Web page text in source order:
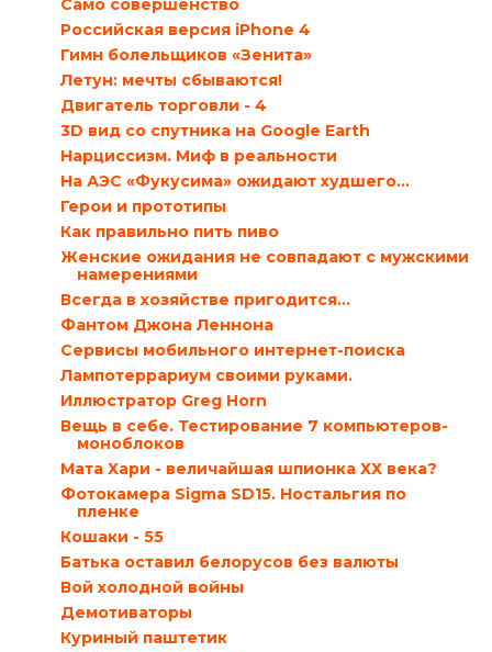
Само совершенство
Российская версия iPhone 4
Гимн болельщиков «Зенита»
Летун: мечты сбываются!
Двигатель торговли - 4
3D вид со спутника на Google Earth
Нарциссизм. Миф в реальности
На АЭС «Фукусима» ожидают худшего…
Герои и прототипы
Как правильно пить пиво
Женские ожидания не совпадают с мужскими
намерениями
Всегда в хозяйстве пригодится…
Фантом Джона Леннона
Сервисы мобильного интернет-поиска
Лампотеррариум своими руками.
Иллюстратор Greg Horn
Вещь в себе. Тестирование 7 компьютеров-
моноблоков
Мата Хари - величайшая шпионка ХХ века?
Фотокамера Sigma SD15. Ностальгия по
пленке
Кошаки - 55
Батька оставил белорусов без валюты
Вой холодной войны
Демотиваторы
Куриный паштетик